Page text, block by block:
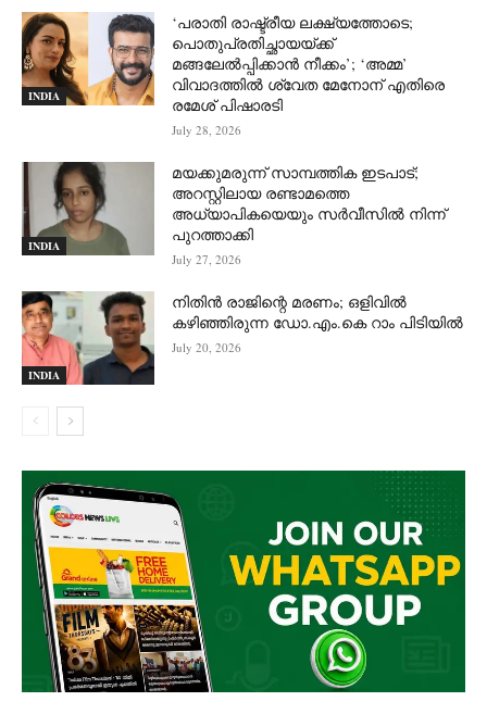
INDIA
‘പരാതി രാഷ്ട്രീയ ലക്ഷ്യത്തോടെ;
പൊതുപ്രതിച്ഛായയ്ക്ക്
മങ്ങലേല്‍പ്പിക്കാന്‍ നീക്കം’; ‘അമ്മ’
വിവാദത്തില്‍ ശ്വേത മേനോന് എതിരെ
രമേശ് പിഷാരടി
July 28, 2026
INDIA
മയക്കുമരുന്ന് സാമ്പത്തിക ഇടപാട്;
അറസ്റ്റിലായ രണ്ടാമത്തെ
അധ്യാപികയെയും സർവീസിൽ നിന്ന്
പുറത്താക്കി
July 27, 2026
INDIA
നിതിൻ രാജിന്റെ മരണം; ഒളിവിൽ
കഴിഞ്ഞിരുന്ന ഡോ.എം.കെ റാം പിടിയിൽ
July 20, 2026